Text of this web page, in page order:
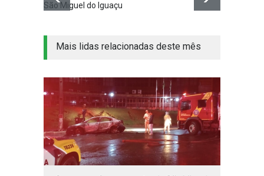
São Miguel do Iguaçu
Mais lidas relacionadas deste mês